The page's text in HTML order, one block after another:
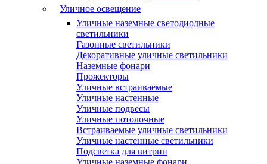
Уличное освещение
Уличные наземные светодиодные
светильники
Газонные светильники
Декоративные уличные светильники
Наземные фонари
Прожекторы
Уличные встраиваемые
Уличные настенные
Уличные подвесы
Уличные потолочные
Встраиваемые уличные светильники
Уличные настенные светильники
Подсветка для витрин
Уличные наземные фонари